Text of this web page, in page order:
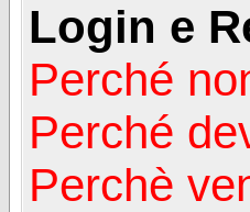
Login e
Perché
Perché
Perchè